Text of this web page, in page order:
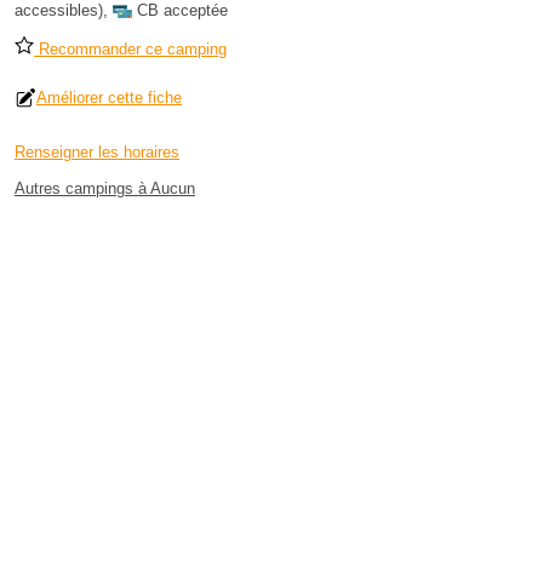
accessibles), CB acceptée
Recommander ce camping
Améliorer cette fiche
Renseigner les horaires
Autres campings à Aucun